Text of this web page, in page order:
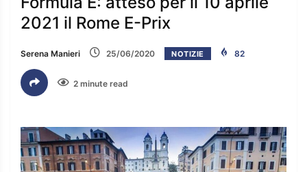
2021 il Rome E-Prix
Serena Manieri 25/06/2020 NOTIZIE 82
2 minute read